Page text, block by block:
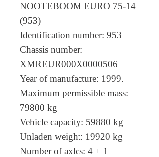
NOOTEBOOM EURO 75-14
(953)
Identification number: 953
Chassis number:
XMREUR000X0000506
Year of manufacture: 1999.
Maximum permissible mass:
79800 kg
Vehicle capacity: 59880 kg
Unladen weight: 19920 kg
Number of axles: 4 + 1